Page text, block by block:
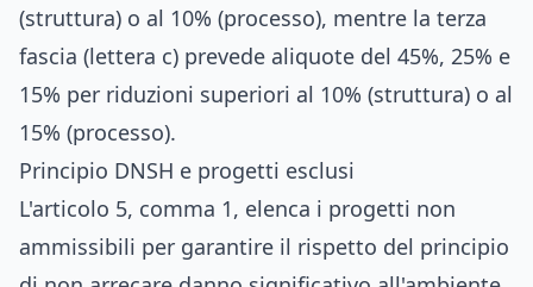
(struttura) o al 10% (processo), mentre la terza
fascia (lettera c) prevede aliquote del 45%, 25% e
15% per riduzioni superiori al 10% (struttura) o al
15% (processo).
Principio DNSH e progetti esclusi
L'articolo 5, comma 1, elenca i progetti non
ammissibili per garantire il rispetto del principio